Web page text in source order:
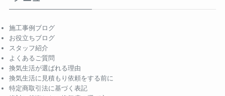
施工事例ブログ
お役立ちブログ
スタッフ紹介
よくあるご質問
換気生活が選ばれる理由
換気生活に見積もり依頼をする前に
特定商取引法に基づく表記